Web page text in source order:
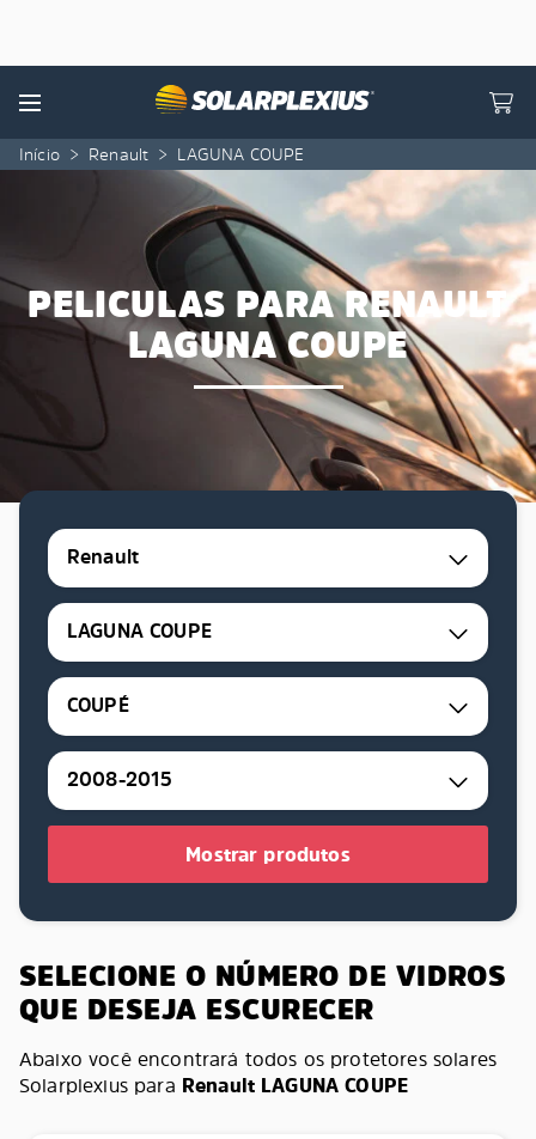
Menu
Início > Renault > LAGUNA COUPE
PELICULAS PARA RENAULT
LAGUNA COUPE
Renault
LAGUNA COUPE
COUPÉ
2008-2015
Mostrar produtos
SELECIONE O NÚMERO DE VIDROS
QUE DESEJA ESCURECER
Abaixo você encontrará todos os protetores solares
Solarplexius para Renault LAGUNA COUPE